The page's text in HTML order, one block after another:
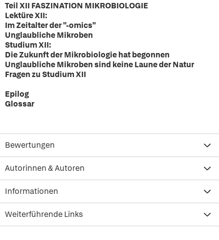
Teil XII FASZINATION MIKROBIOLOGIE
Lektüre XII:
Im Zeitalter der "-omics"
Unglaubliche Mikroben
Studium XII:
Die Zukunft der Mikrobiologie hat begonnen
Unglaubliche Mikroben sind keine Laune der Natur
Fragen zu Studium XII
Epilog
Glossar
Bewertungen
Autorinnen & Autoren
Informationen
Weiterführende Links